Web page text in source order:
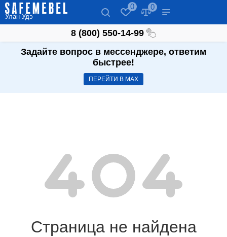
Улан-Удэ
0 0
8 (800) 550-14-99
Задайте вопрос в мессенджере, ответим
быстрее!
ПЕРЕЙТИ В МАХ
Страница не найдена